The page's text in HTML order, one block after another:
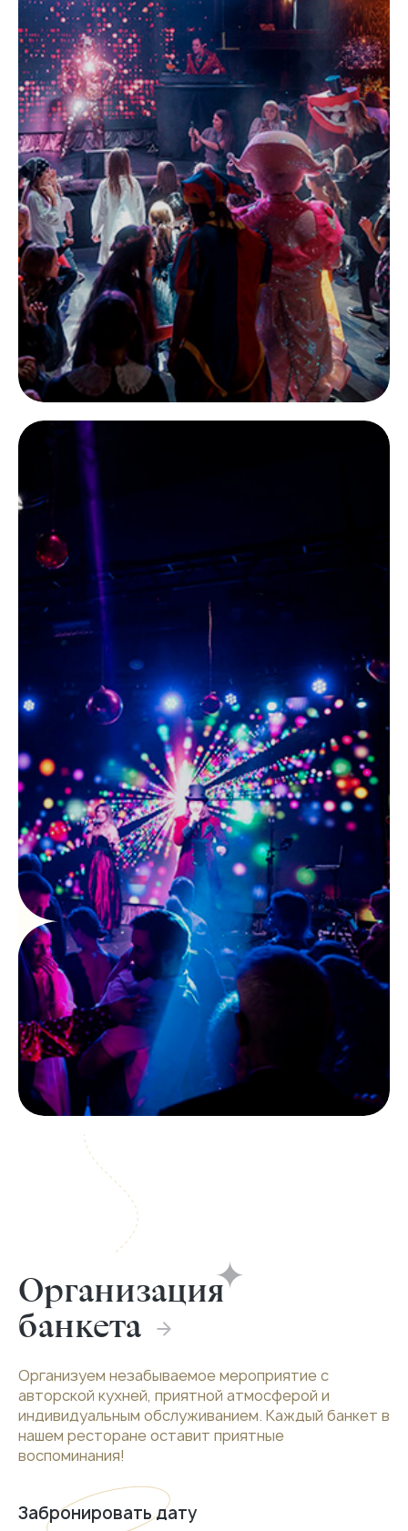
Организация
банкета
Организуем незабываемое мероприятие с
авторской кухней, приятной атмосферой и
индивидуальным обслуживанием. Каждый банкет в
нашем ресторане оставит приятные
воспоминания!
Забронировать дату